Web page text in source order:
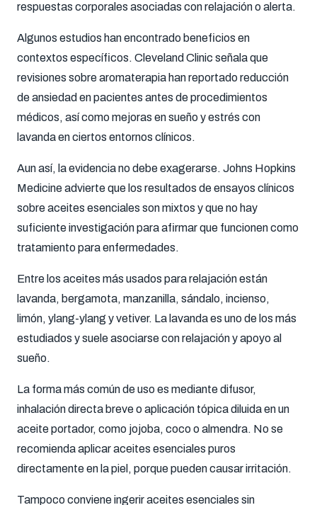
respuestas corporales asociadas con relajación o alerta.
Algunos estudios han encontrado beneficios en
contextos específicos. Cleveland Clinic señala que
revisiones sobre aromaterapia han reportado reducción
de ansiedad en pacientes antes de procedimientos
médicos, así como mejoras en sueño y estrés con
lavanda en ciertos entornos clínicos.
Aun así, la evidencia no debe exagerarse. Johns Hopkins
Medicine advierte que los resultados de ensayos clínicos
sobre aceites esenciales son mixtos y que no hay
suficiente investigación para afirmar que funcionen como
tratamiento para enfermedades.
Entre los aceites más usados para relajación están
lavanda, bergamota, manzanilla, sándalo, incienso,
limón, ylang-ylang y vetiver. La lavanda es uno de los más
estudiados y suele asociarse con relajación y apoyo al
sueño.
La forma más común de uso es mediante difusor,
inhalación directa breve o aplicación tópica diluida en un
aceite portador, como jojoba, coco o almendra. No se
recomienda aplicar aceites esenciales puros
directamente en la piel, porque pueden causar irritación.
Tampoco conviene ingerir aceites esenciales sin